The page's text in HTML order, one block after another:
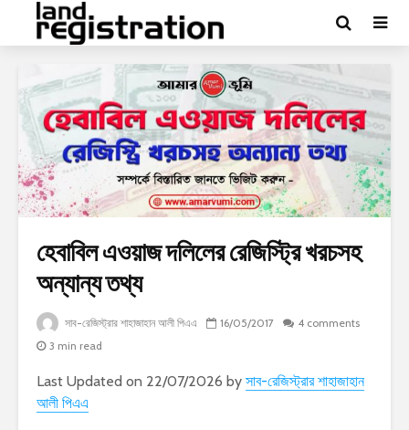
হেবাবিল এওয়াজ দলিলের রেজিস্ট্রি খরচসহ
অন্যান্য তথ্য
সাব-রেজিস্ট্রার শাহাজাহান আলী পিএএ 16/05/2017
4 comments
3 min read
Last Updated on 22/07/2026 by সাব-রেজিস্ট্রার শাহাজাহান
আলী পিএএ